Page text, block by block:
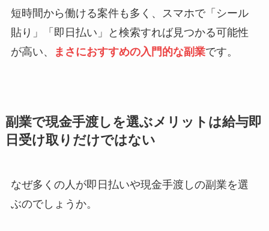
短時間から働ける案件も多く、スマホで「シール
貼り」「即日払い」と検索すれば見つかる可能性
が高い、
まさにおすすめの入門的な副業です。
副業で現金手渡しを選ぶメリットは給与即
日受け取りだけではない
なぜ多くの人が即日払いや現金手渡しの副業を選
ぶのでしょうか。